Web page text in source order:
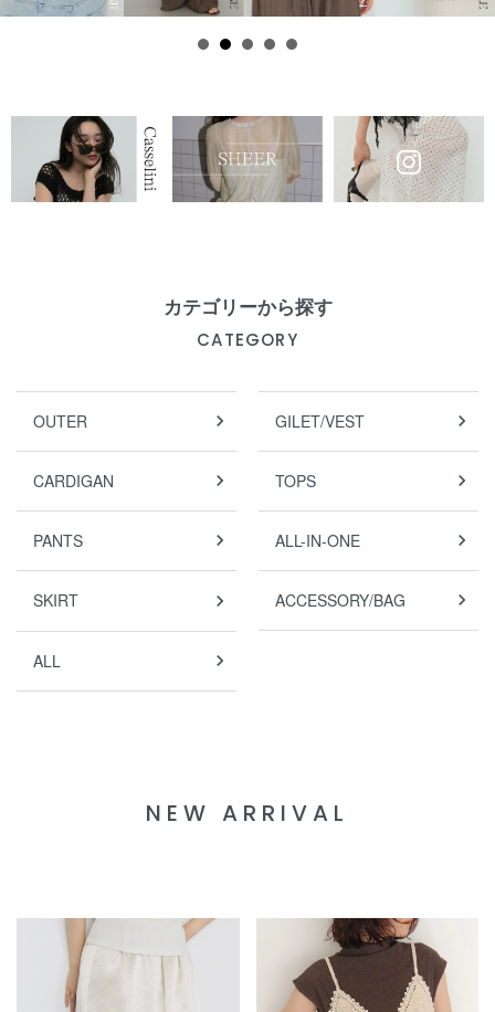
カテゴリーから探す
CATEGORY
OUTER GILET/VEST
CARDIGAN TOPS
PANTS ALL-IN-ONE
SKIRT ACCESSORY/BAG
ALL
NEW ARRIVAL